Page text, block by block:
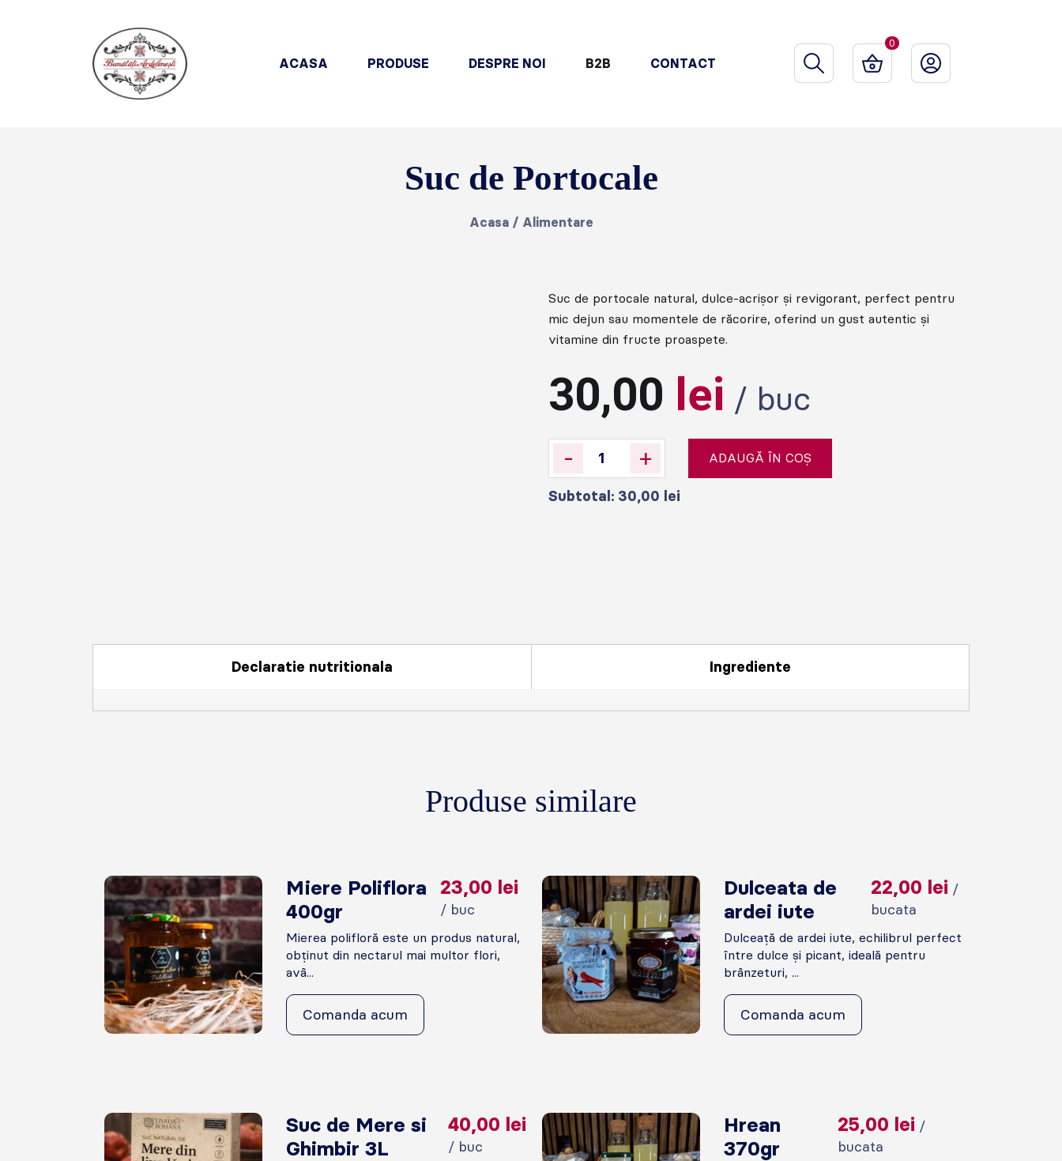
ACASA PRODUSE DESPRE NOI B2B CONTACT
0
Suc de Portocale
Acasa/ Alimentare
Suc de portocale natural, dulce-acrișor și revigorant, perfect pentru
mic dejun sau momentele de răcorire, oferind un gust autentic și
vitamine din fructe proaspete.
30,00 lei / buc
- + ADAUGĂ ÎN COȘ
Subtotal: 30,00 lei
Declaratie nutritionala Ingrediente
Produse similare
Miere Poliflora
400gr
23,00 lei
/ buc
Mierea polifloră este un produs natural,
obținut din nectarul mai multor flori,
avâ...
Comanda acum
Dulceata de
ardei iute
22,00 lei /
bucata
Dulceață de ardei iute, echilibrul perfect
între dulce și picant, ideală pentru
brânzeturi, ...
Comanda acum
Suc de Mere si
Ghimbir 3L
40,00 lei
/ buc
Hrean
370gr
25,00 lei /
bucata